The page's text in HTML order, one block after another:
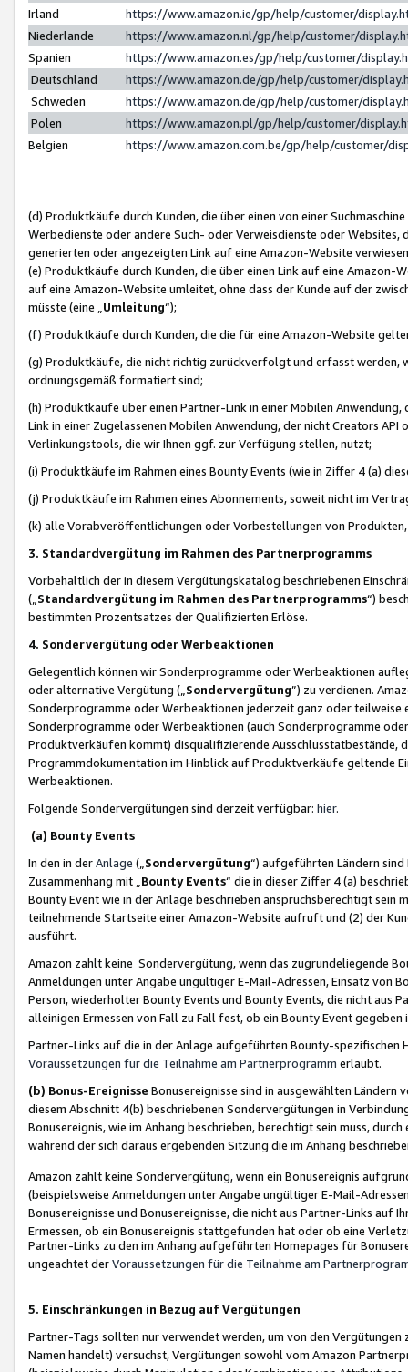
Irland
https://www.amazon.ie/gp/help/customer/
Niederlande
https://www.amazon.nl/gp/help/customer/
Spanien
https://www.amazon.es/gp/help/customer/
Deutschland
https://www.amazon.de/gp/help/customer/
Schweden
https://www.amazon.de/gp/help/customer/
Polen
https://www.amazon.pl/gp/help/customer/
Belgien
https://www.amazon.com.be/gp/help/customer/
(d) Produktkäufe durch Kunden, die über einen von einer
Werbedienste oder andere Such- oder Verweisdienste oder Websites,
generierten oder angezeigten Link auf eine Amazon-Website
(e) Produktkäufe durch Kunden, die über einen Link auf eine
auf eine Amazon-Website umleitet, ohne dass der Kunde auf der
müsste (eine „ Umleitung“);
(f) Produktkäufe durch Kunden, die die für eine Amazon-Website
(g) Produktkäufe, die nicht richtig zurückverfolgt und erfasst werden,
ordnungsgemäß formatiert sind;
(h) Produktkäufe über einen Partner-Link in einer Mobilen
Link in einer Zugelassenen Mobilen Anwendung, der nicht Creators
Verlinkungstools, die wir Ihnen ggf. zur Verfügung stellen, nutzt;
(i) Produktkäufe im Rahmen eines Bounty Events (wie in Ziffer 4 (a)
(j) Produktkäufe im Rahmen eines Abonnements, soweit nicht im
(k) alle Vorabveröffentlichungen oder Vorbestellungen von
3. Standardvergütung im Rahmen des Partnerprogramms
Vorbehaltlich der in diesem Vergütungskatalog beschriebenen
(„ Standardvergütung im Rahmen des Partnerprogramms“)
bestimmten Prozentsatzes der Qualifizierten Erlöse.
4. Sondervergütung oder Werbeaktionen
Gelegentlich können wir Sonderprogramme oder Werbeaktionen
oder alternative Vergütung („ Sondervergütung”) zu verdienen.
Sonderprogramme oder Werbeaktionen jederzeit ganz oder
Sonderprogramme oder Werbeaktionen (auch Sonderprogramme
Produktverkäufen kommt) disqualifizierende Ausschlusstatbestände,
Programmdokumentation im Hinblick auf Produktverkäufe geltende
Werbeaktionen.
Folgende Sondervergütungen sind derzeit verfügbar: hier.
(a) Bounty Events
In den in derAnlage („ Sondervergütung“) aufgeführten Ländern
Zusammenhang mit „ Bounty Events“ die in dieser Ziffer 4 (a)
Bounty Event wie in der Anlage beschrieben anspruchsberechtigt sein
teilnehmende Startseite einer Amazon-Website aufruft und (2) der
ausführt.
Amazon zahlt keine Sondervergütung, wenn das zugrundeliegende
Anmeldungen unter Angabe ungültiger E-Mail-Adressen, Einsatz von
Person, wiederholter Bounty Events und Bounty Events, die nicht
alleinigen Ermessen von Fall zu Fall fest, ob ein Bounty Event
Partner-Links auf die in der Anlage aufgeführten Bounty-spezifischen
Voraussetzungen für die Teilnahme am Partnerprogramm erlaubt.
(b) Bonus-Ereignisse Bonusereignisse sind in ausgewählten Ländern
diesem Abschnitt 4(b) beschriebenen Sondervergütungen in
Bonusereignis, wie im Anhang beschrieben, berechtigt sein muss,
während der sich daraus ergebenden Sitzung die im Anhang
Amazon zahlt keine Sondervergütung, wenn ein Bonusereignis
(beispielsweise Anmeldungen unter Angabe ungültiger E-Mail-
Bonusereignisse und Bonusereignisse, die nicht aus Partner-Links auf
Ermessen, ob ein Bonusereignis stattgefunden hat oder ob eine
Partner-Links zu den im Anhang aufgeführten Homepages für
ungeachtet derVoraussetzungen für die Teilnahme am
5. Einschränkungen in Bezug auf Vergütungen
Partner-Tags sollten nur verwendet werden, um von den
Namen handelt) versuchst, Vergütungen sowohl vom Amazon